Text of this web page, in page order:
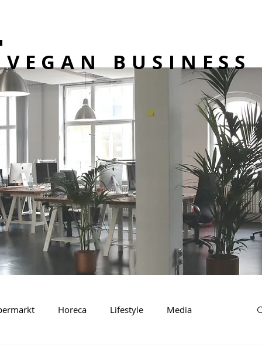
VEGAN BUSINESS
Horeca Lifestyle Media